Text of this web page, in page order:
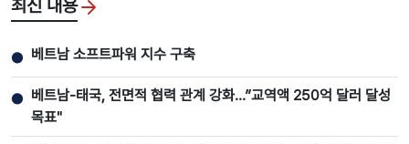
최신 내용
● 베트남 소프트파워 지수 구축
● 베트남-태국, 전면적 협력 관계 강화...”교역액 250억 달러 달성
목표"